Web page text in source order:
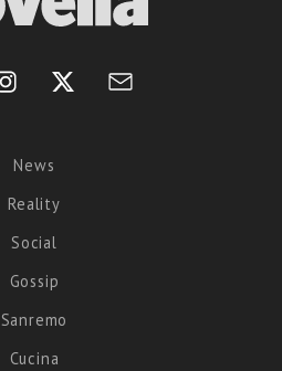
News
Reality
Social
Gossip
Sanremo
Cucina